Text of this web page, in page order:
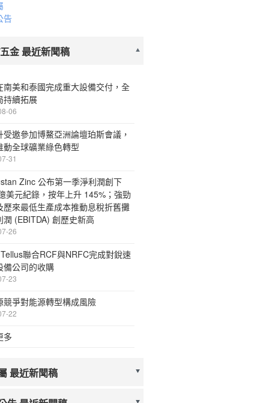
告
金 最近新聞稿
南美和泰國完成重大設備交付，全
持續拓展
06
受邀參加博鰲亞洲論壇珀斯會議，
動全球礦業綠色轉型
31
Zinc 公布第一季淨利潤創下
美元紀錄，按年上升 145%；強勁
歷來最低生產成本推動息稅折舊攤
潤 (EBITDA) 創歷史新高
26
聯合RCF與NRFC完成對銳速
備公司的收購
23
競爭對能源轉型構成風險
22
多
最近新聞稿